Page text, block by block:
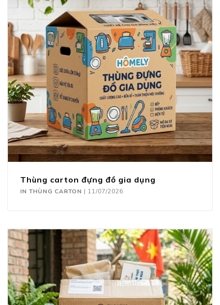
Thùng carton đựng đồ gia dụng
IN THÙNG CARTON | 11/07/2026